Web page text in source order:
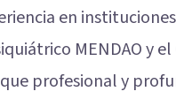
en
MENDAO y
profesional y